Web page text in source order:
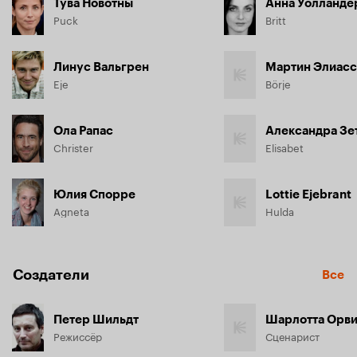
Тува Новотны
Puck
Линус Вальгрен
Eje
Ола Рапас
Christer
Юлия Спорре
Agneta
Анна
Britt
Мартин
Börje
Александра
Elisabet
Lottie Ejebrant
Hulda
Создатели Все
Петер Шильдт
Режиссёр
Шарлотта
Сценарист